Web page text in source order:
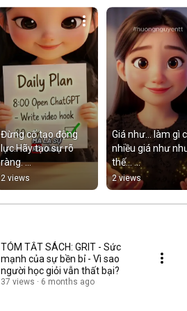
Đừng cố tạo động
lực.Hãy tạo sự rõ
ràng.
#kyluatbanthan
2 views
Giá như… làm gì
nhiều giá như
thế…
#huongnguyentt
#study
#kyluatbanthan
2 views
TÓM TẮT SÁCH: GRIT - Sức
mạnh của sự bền bỉ - Vì sao
người học giỏi vẫn thất bại?
37 views 6 months ago